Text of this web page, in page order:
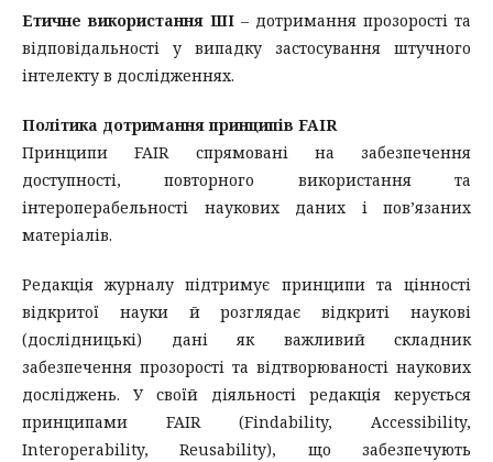
Етичне використання ШІ – дотримання прозорості та
відповідальності у випадку застосування штучного
інтелекту в дослідженнях.
Політика дотримання принципів FAIR
Принципи FAIR спрямовані на забезпечення
доступності, повторного використання та
інтероперабельності наукових даних і пов’язаних
матеріалів.
Редакція журналу підтримує принципи та цінності
відкритої науки й розглядає відкриті наукові
(дослідницькі) дані як важливий складник
забезпечення прозорості та відтворюваності наукових
досліджень. У своїй діяльності редакція керується
принципами FAIR (Findability, Accessibility,
Interoperability, Reusability), що забезпечують